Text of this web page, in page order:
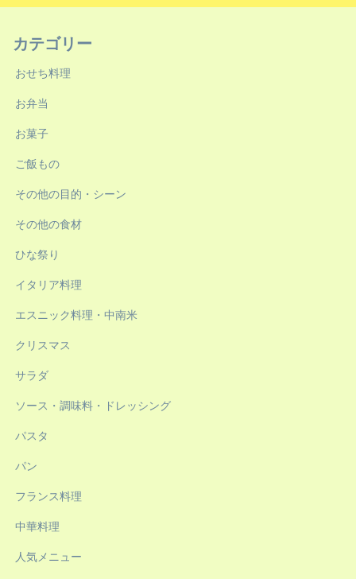
カテゴリー
おせち料理
お弁当
お菓子
ご飯もの
その他の目的・シーン
その他の食材
ひな祭り
イタリア料理
エスニック料理・中南米
クリスマス
サラダ
ソース・調味料・ドレッシング
パスタ
パン
フランス料理
中華料理
人気メニュー